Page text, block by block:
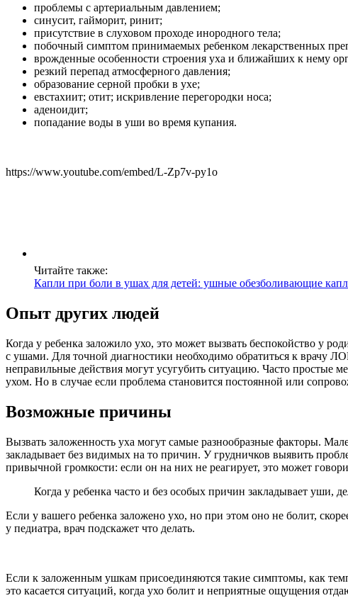
проблемы с артериальным давлением;
синусит, гайморит, ринит;
присутствие в слуховом проходе инородного тела;
побочный симптом принимаемых ребенком лекарственных
врожденные особенности строения уха и ближайших к нему
резкий перепад атмосферного давления;
образование серной пробки в ухе;
евстахиит; отит; искривление перегородки носа;
аденоидит;
попадание воды в уши во время купания.
https://www.youtube.com/embed/L-Zp7v-py1o
Читайте также:
Капли при боли в ушах для детей: ушные обезболивающие
Опыт других людей
Когда у ребенка заложило ухо, это может вызвать беспокойство у
с ушами. Для точной диагностики необходимо обратиться к врачу
неправильные действия могут усугубить ситуацию. Часто простые
ухом. Но в случае если проблема становится постоянной или
Возможные причины
Вызвать заложенность уха могут самые разнообразные факторы.
закладывает без видимых на то причин. У грудничков выявить
привычной громкости: если он на них не реагирует, это может
Когда у ребенка часто и без особых причин закладывает уши,
Если у вашего ребенка заложено ухо, но при этом оно не болит,
у педиатра, врач подскажет что делать.
Если к заложенным ушкам присоединяются такие симптомы, как
это касается ситуаций, когда ухо болит и неприятные ощущения